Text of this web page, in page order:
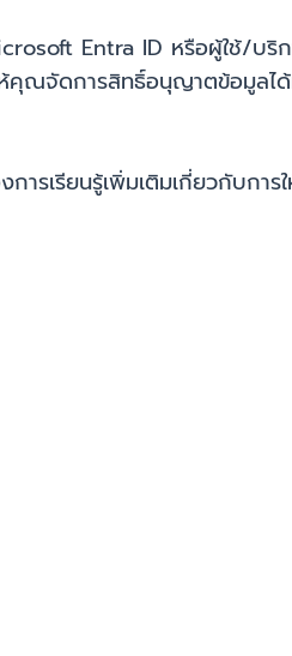
Entra ID หรือผู้ใช้/บ
จัดการสิทธิ์อนุญาตข้อมูลได้
การเรียนรู้เพิ่มเติมเกี่ยวกับกา